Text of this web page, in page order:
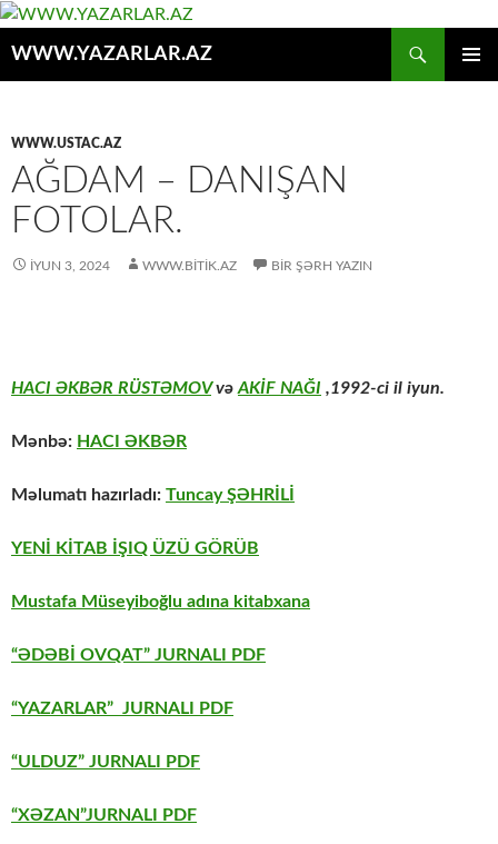
WWW.YAZARLAR.AZ
WWW.USTAC.AZ
AĞDAM – DANIŞAN
FOTOLAR.
İYUN 3, 2024 WWW.BITIK.AZ BIR ŞƏRH YAZIN
HACI ƏKBƏR RÜSTƏMOVvə AKİF NAĞI ,1992-ci il iyun.
Mənbə: HACI ƏKBƏR
Məlumatı hazırladı: Tuncay ŞƏHRİLİ
YENİ KİTAB İŞIQ ÜZÜ GÖRÜB
Mustafa Müseyiboğlu adına kitabxana
“ƏDƏBİ OVQAT” JURNALI PDF
“YAZARLAR” JURNALI PDF
“ULDUZ” JURNALI PDF
“XƏZAN”JURNALI PDF